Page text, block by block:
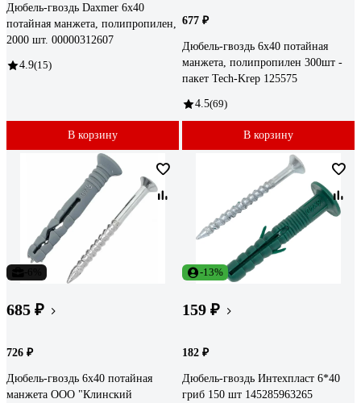
Дюбель-гвоздь Daxmer 6x40
потайная манжета, полипропилен,
2000 шт. 00000312607
4.9(15)
В корзину
677 ₽
Дюбель-гвоздь 6х40 потайная
манжета, полипропилен 300шт -
пакет Tech-Krep 125575
4.5(69)
В корзину
685 ₽
726 ₽
Дюбель-гвоздь 6x40 потайная
манжета ООО "Клинский
-13%
159 ₽
182 ₽
Дюбель-гвоздь Интехпласт 6*40
гриб 150 шт 145285963265